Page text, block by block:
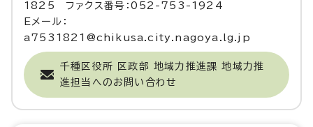
1825 ファクス番号：052-753-1924
Eメール：
a7531821@chikusa.city.nagoya.lg.jp
千種区役所 区政部 地域力推進課 地域力推
進担当へのお問い合わせ